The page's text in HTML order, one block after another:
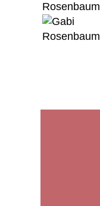
Rosenbaum